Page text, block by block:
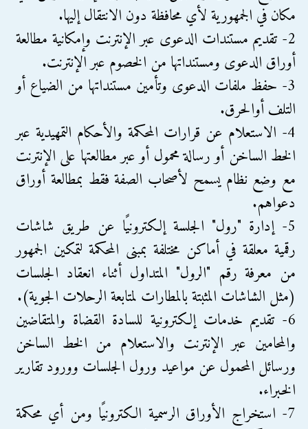
مكان في الجمهورية لأي محافظة دون الانتقال إليها.
2- تقديم مستندات الدعوى عبر الإنترنت وإمكانية مطالعة
أوراق الدعوى ومستنداتها من الخصوم عبر الإنترنت.
3- حفظ ملفات الدعوى وتأمين مستنداتها من الضياع أو
التلف أوالحرق.
4- الاستعلام عن قرارات المحكمة والأحكام التمهيدية عبر
الخط الساخن أو رسالة محمول أو عبر مطالعتها على الإنترنت
مع وضع نظام يسمح لأصحاب الصفة فقط بمطالعة أوراق
دعواهم.
5- إدارة "رول" الجلسة إلكترونيًا عن طريق شاشات
رقمية معلقة في أماكن مختلفة بمبنى المحكمة لتمكين الجمهور
من معرفة رقم "الرول" المتداول أثناء انعقاد الجلسات
(مثل الشاشات المثبتة بالمطارات لمتابعة الرحلات الجوية).
6- تقديم خدمات إلكترونية للسادة القضاة والمتقاضين
والمحامين عبر الإنترنت والاستعلام من الخط الساخن
ورسائل المحمول عن مواعيد ورول الجلسات وورود تقارير
الخبراء.
7- استخراج الأوراق الرسمية الكترونيًا ومن أي محكمة